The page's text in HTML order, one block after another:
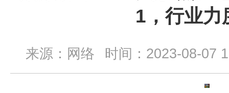
1，行业力
来源：网络 时间：2023-08-07